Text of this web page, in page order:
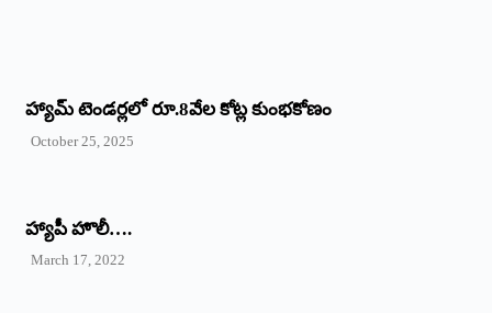
హ్యామ్‌ ‌టెండర్లలో రూ.8వేల కోట్ల కుంభకోణం
October 25, 2025
హ్యాపీ హొలీ….
March 17, 2022